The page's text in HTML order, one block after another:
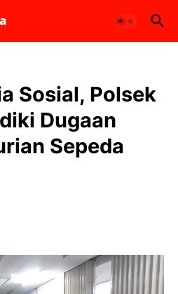
Sosial, Polsek
Dugaan
Sepeda